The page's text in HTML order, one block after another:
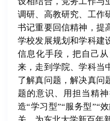
调研、高教研究、工作
书记重要回信精神，提
学校发展规划和学科建
信息化手段，把自己
来，走到学院、学科当
了解真问题，解决真问
题的意识、用担当精
造“学习型”“服务型”“